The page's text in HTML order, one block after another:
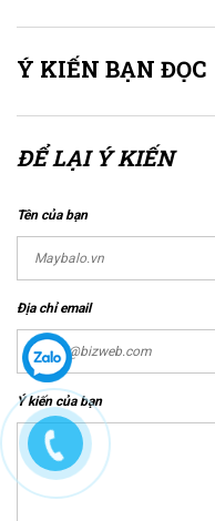
Ý KIẾN BẠN ĐỌC
ĐỂ LẠI Ý KIẾN
Tên của bạn
Địa chỉ email
Ý kiến của bạn